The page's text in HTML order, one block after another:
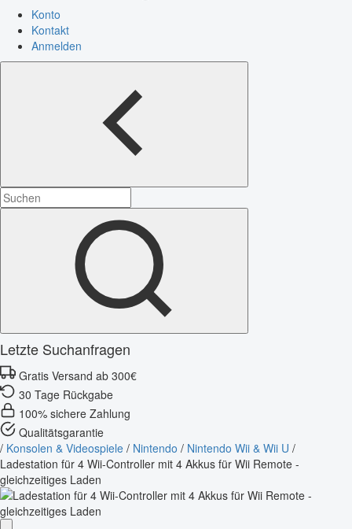
Konto
Kontakt
Anmelden
Letzte Suchanfragen
Gratis Versand ab 300€
30 Tage Rückgabe
100% sichere Zahlung
Qualitätsgarantie
/ Konsolen & Videospiele / Nintendo / Nintendo Wii & Wii U /
Ladestation für 4 Wii-Controller mit 4 Akkus für Wii Remote -
gleichzeitiges Laden